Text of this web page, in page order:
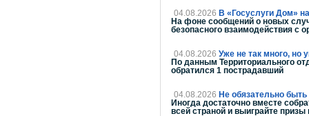
04.08.2026 В «Госуслуги Дом»
На фоне сообщений о новых
безопасного взаимодействия с
04.08.2026 Уже не так много, но
По данным Территориального
обратился 1 пострадавший
04.08.2026 Не обязательно
Иногда достаточно вместе
всей страной и выиграйте